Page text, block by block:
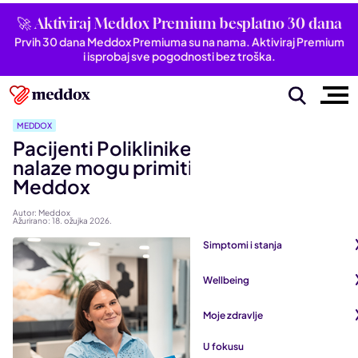
🚀 Aktiviraj Meddox Premium besplatno 30 dana
Prvih 30 dana Meddox Premiuma su na nama. Aktiviraj Premium
i isprobaj sve pogodnosti bez troška.
Simptomi i stanja
Bubrezi i mokraćni sustav
Dišni sustav
Wellbeing
Moje zdravlje
Pogledaj sve iz kategorije
U fokusu
MEDDOX
Pacijenti Poliklinike Aviva od sada
nalaze mogu primiti direktno u
Meddox
Autor: Meddox
Ažurirano: 18. ožujka 2026.